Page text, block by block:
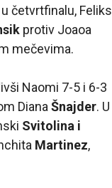
u četvrtfinalu, Feliks
protiv Joaoa
mečevima.
Naomi 7-5 i 6-3
Diana Šnajder. U
Svitolina i
Martinez,